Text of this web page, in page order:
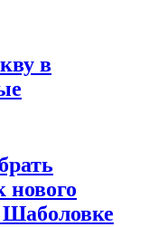
в
нового
Шаболовке